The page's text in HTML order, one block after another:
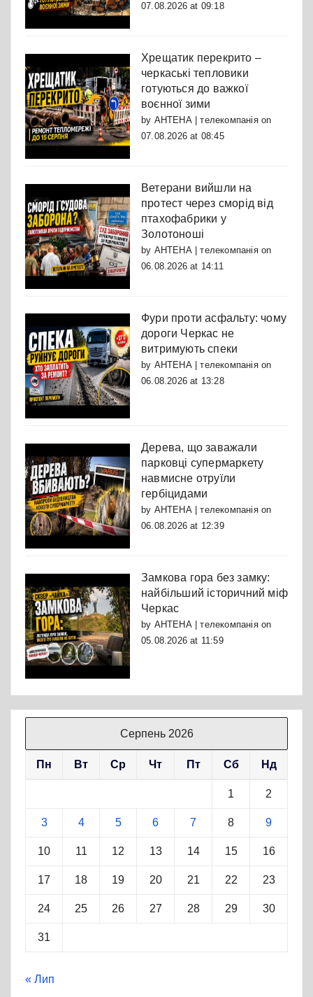
07.08.2026 at 09:18
Хрещатик перекрито –
черкаські тепловики
готуються до важкої
воєнної зими
by АНТЕНА | телекомпаніяon
07.08.2026 at 08:45
Ветерани вийшли на
протест через сморід від
птахофабрики у
Золотоноші
by АНТЕНА | телекомпаніяon
06.08.2026 at 14:11
Фури проти асфальту: чому
дороги Черкас не
витримують спеки
by АНТЕНА | телекомпаніяon
06.08.2026 at 13:28
Дерева, що заважали
парковці супермаркету
навмисне отруїли
гербіцидами
by АНТЕНА | телекомпаніяon
06.08.2026 at 12:39
Замкова гора без замку:
найбільший історичний міф
Черкас
by АНТЕНА | телекомпаніяon
05.08.2026 at 11:59
Серпень 2026
Пн Вт Ср Чт Пт Сб Нд
1 2
3 4 5 6 7 8 9
10 11 12 13 14 15 16
17 18 19 20 21 22 23
24 25 26 27 28 29 30
31
« Лип